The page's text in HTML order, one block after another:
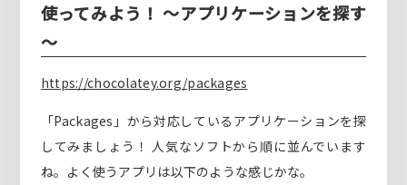
使ってみよう！ ～アプリケーションを探す
～
https://chocolatey.org/packages
「Packages」から対応しているアプリケーションを探
してみましょう！ 人気なソフトから順に並んでいます
ね。よく使うアプリは以下のような感じかな。